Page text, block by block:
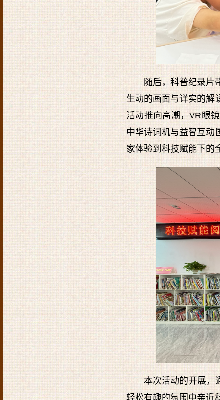
随后，科普纪录片
生动的画面与详实的解
活动推向高潮，VR眼
中华诗词机与益智互动
家体验到科技赋能下的
本次活动的开展，
轻松有趣的氛围中亲近